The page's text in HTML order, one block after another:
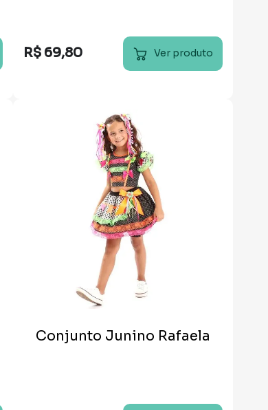
R$ 69,80 Ver produto
Conjunto Junino Rafaela